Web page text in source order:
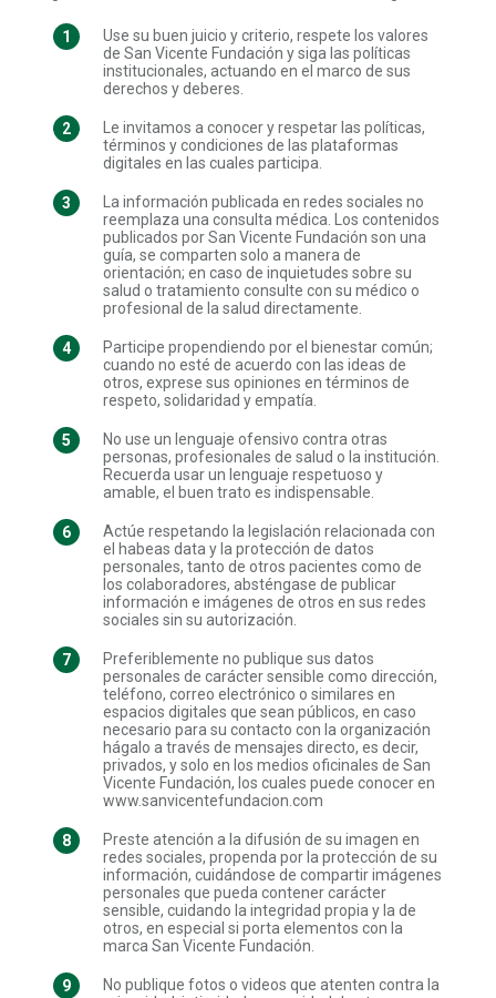
Use su buen juicio y criterio, respete los valores
de San Vicente Fundación y siga las políticas
institucionales, actuando en el marco de sus
derechos y deberes.
Le invitamos a conocer y respetar las políticas,
términos y condiciones de las plataformas
digitales en las cuales participa.
La información publicada en redes sociales no
reemplaza una consulta médica. Los contenidos
publicados por San Vicente Fundación son una
guía, se comparten solo a manera de
orientación; en caso de inquietudes sobre su
salud o tratamiento consulte con su médico o
profesional de la salud directamente.
Participe propendiendo por el bienestar común;
cuando no esté de acuerdo con las ideas de
otros, exprese sus opiniones en términos de
respeto, solidaridad y empatía.
No use un lenguaje ofensivo contra otras
personas, profesionales de salud o la institución.
Recuerda usar un lenguaje respetuoso y
amable, el buen trato es indispensable.
Actúe respetando la legislación relacionada con
el habeas data y la protección de datos
personales, tanto de otros pacientes como de
los colaboradores, absténgase de publicar
información e imágenes de otros en sus redes
sociales sin su autorización.
Preferiblemente no publique sus datos
personales de carácter sensible como dirección,
teléfono, correo electrónico o similares en
espacios digitales que sean públicos, en caso
necesario para su contacto con la organización
hágalo a través de mensajes directo, es decir,
privados, y solo en los medios oficinales de San
Vicente Fundación, los cuales puede conocer en
www.sanvicentefundacion.com
Preste atención a la difusión de su imagen en
redes sociales, propenda por la protección de su
información, cuidándose de compartir imágenes
personales que pueda contener carácter
sensible, cuidando la integridad propia y la de
otros, en especial si porta elementos con la
marca San Vicente Fundación.
No publique fotos o videos que atenten contra la